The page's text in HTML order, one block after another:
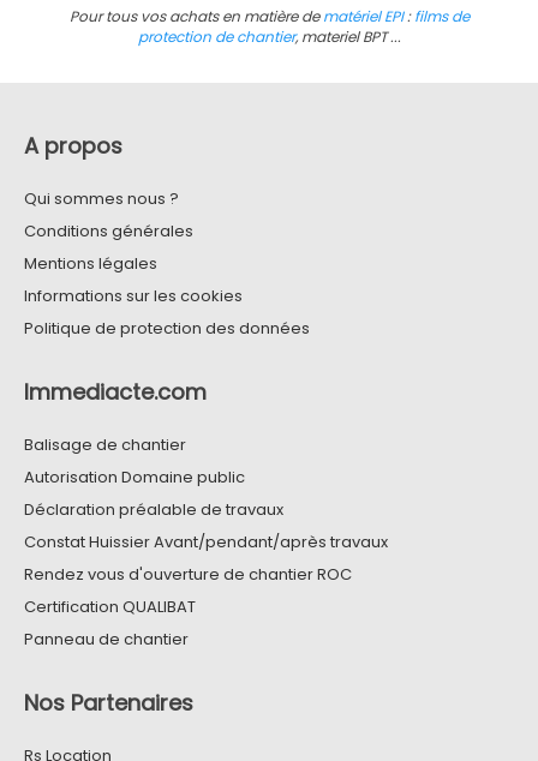
Pour tous vos achats en matière dematériel EPI:films de
protection de chantier, materiel BPT ...
A propos
Qui sommes nous ?
Conditions générales
Mentions légales
Informations sur les cookies
Politique de protection des données
Immediacte.com
Balisage de chantier
Autorisation Domaine public
Déclaration préalable de travaux
Constat Huissier Avant/pendant/après travaux
Rendez vous d'ouverture de chantier ROC
Certification QUALIBAT
Panneau de chantier
Nos Partenaires
Rs Location